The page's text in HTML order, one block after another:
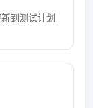
到测试计划